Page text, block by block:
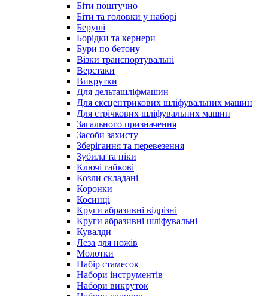
Біти поштучно
Біти та головки у наборі
Беруші
Борідки та кернери
Бури по бетону
Візки транспортувальні
Верстаки
Викрутки
Для дельташліфмашин
Для ексцентрикових шліфувальних машин
Для стрічкових шліфувальних машин
Загального призначення
Засоби захисту
Зберігання та перевезення
Зубила та піки
Ключі гайкові
Козли складані
Коронки
Косинці
Круги абразивні відрізні
Круги абразивні шліфувальні
Кувалди
Леза для ножів
Молотки
Набір стамесок
Набори інструментів
Набори викруток